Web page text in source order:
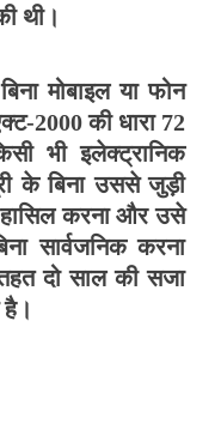
थी।
मोबाइल या फोन
2000 की धारा 72
भी इलेक्ट्रानिक
के बिना उससे जुड़ी
हासिल करना और उसे
सार्वजनिक करना
दो साल की सजा
है।